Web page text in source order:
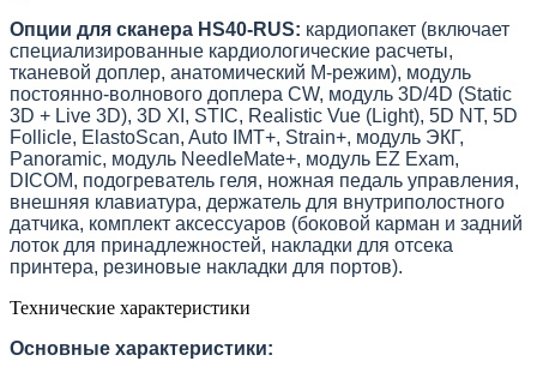
Опции для сканера HS40-RUS: кардиопакет (включает
специализированные кардиологические расчеты,
тканевой доплер, анатомический М-режим), модуль
постоянно-волнового доплера CW, модуль 3D/4D (Static
3D + Live 3D), 3D XI, STIC, Realistic Vue (Light), 5D NT, 5D
Follicle, ElastoScan, Auto IMT+, Strain+, модуль ЭКГ,
Panoramic, модуль NeedleMate+, модуль EZ Exam,
DICOM, подогреватель геля, ножная педаль управления,
внешняя клавиатура, держатель для внутриполостного
датчика, комплект аксессуаров (боковой карман и задний
лоток для принадлежностей, накладки для отсека
принтера, резиновые накладки для портов).
Технические характеристики
Основные характеристики: